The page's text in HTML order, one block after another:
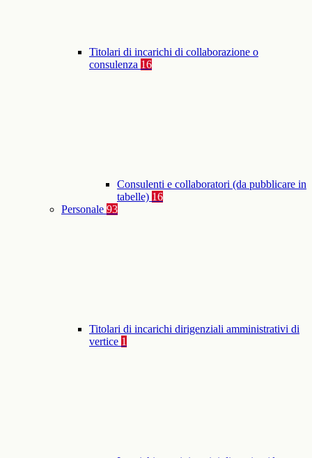
Titolari di incarichi di collaborazione o
consulenza 16
Consulenti e collaboratori (da pubblicare in
tabelle) 16
Personale 93
Titolari di incarichi dirigenziali amministrativi di
vertice 1